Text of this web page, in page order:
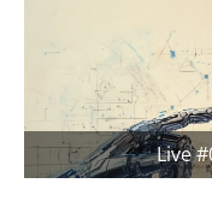
Live